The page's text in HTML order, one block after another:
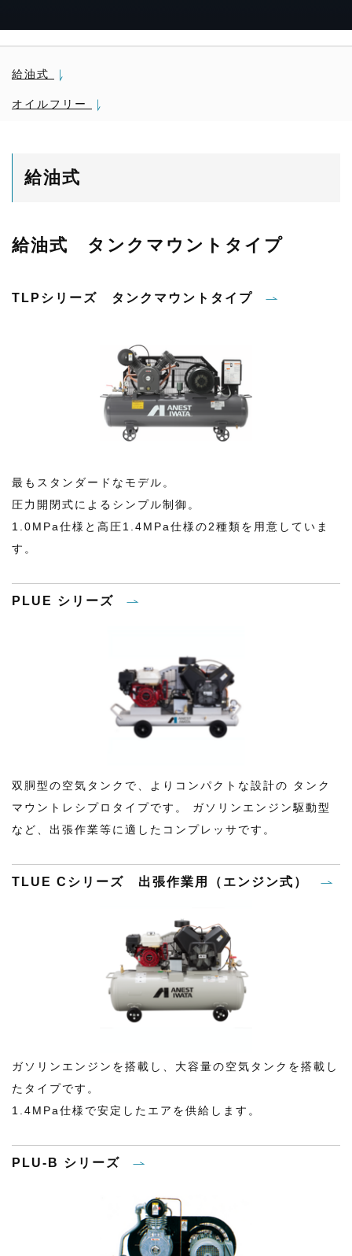
給油式
オイルフリー
給油式
給油式 タンクマウントタイプ
TLPシリーズ タンクマウントタイプ
最もスタンダードなモデル。
圧力開閉式によるシンプル制御。
1.0MPa仕様と高圧1.4MPa仕様の2種類を用意していま
す。
PLUE シリーズ
双胴型の空気タンクで、よりコンパクトな設計の タンク
マウントレシプロタイプです。 ガソリンエンジン駆動型
など、出張作業等に適したコンプレッサです。
TLUE Cシリーズ 出張作業用（エンジン式）
ガソリンエンジンを搭載し、大容量の空気タンクを搭載し
たタイプです。
1.4MPa仕様で安定したエアを供給します。
PLU-B シリーズ